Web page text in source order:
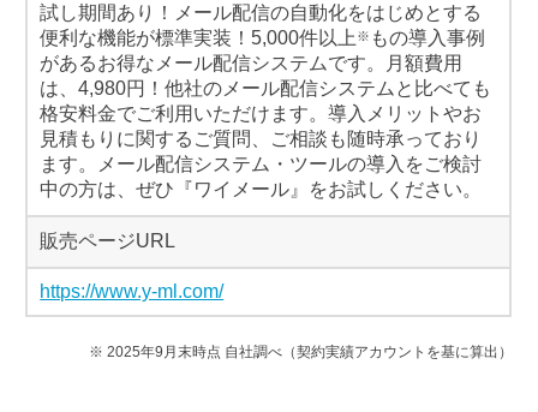
試し期間あり！メール配信の自動化をはじめとする
便利な機能が標準実装！5,000件以上 ※ もの導入事例
があるお得なメール配信システムです。月額費用
は、4,980円！他社のメール配信システムと比べても
格安料金でご利用いただけます。導入メリットやお
見積もりに関するご質問、ご相談も随時承っており
ます。メール配信システム・ツールの導入をご検討
中の方は、ぜひ『ワイメール』をお試しください。
販売ページURL
https://www.y-ml.com/
※ 2025年9月末時点 自社調べ（契約実績アカウントを基に算出）